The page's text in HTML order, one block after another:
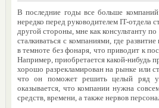
В последние годы все больше компаний
нередко перед руководителем IT-отдела
другой стороны, мне как консультанту
сталкиваться с компаниями, где
в темноте без фонаря, что приводит к
Например, приобретается какой-нибудь
хорошо разрекламирован на рынке или
что он поможет решить целый ряд
оказывается, что компании нужна
средств, времени, а также нервов